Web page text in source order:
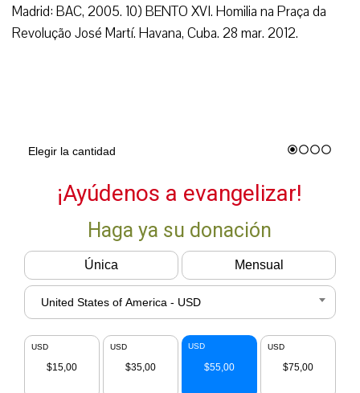
Madrid: BAC, 2005. 10) BENTO XVI. Homilia na Praça da
Revolução José Martí. Havana, Cuba. 28 mar. 2012.